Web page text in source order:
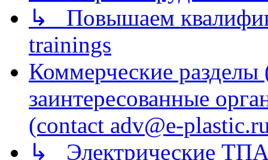
↳ Повышаем
trainings
Коммерческие
заинтересованные
(contact adv@e-
↳ Электрические